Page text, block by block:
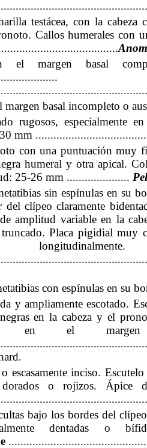
testácea, con la
Callos humerales con
el margen basal
margen basal incompleto o
rugosos, especialmente
mm
con una puntuación muy
humeral y otra apical.
25-26 mm .....................
sin espínulas en su
del clípeo claramente
amplitud variable en la
Placa pigidial muy
con espínulas en su
y ampliamente escotado.
en la cabeza y el
en el
.
escasamente inciso.
o rojizos. Ápice
bajo los bordes del
dentadas o